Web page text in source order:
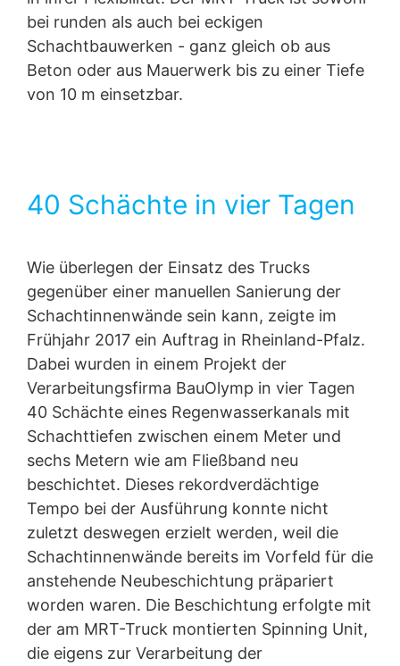
bei runden als auch bei eckigen
Schachtbauwerken - ganz gleich ob aus
Beton oder aus Mauerwerk bis zu einer Tiefe
von 10 m einsetzbar.
40 Schächte in vier Tagen
Wie überlegen der Einsatz des Trucks
gegenüber einer manuellen Sanierung der
Schachtinnenwände sein kann, zeigte im
Frühjahr 2017 ein Auftrag in Rheinland-Pfalz.
Dabei wurden in einem Projekt der
Verarbeitungsfirma BauOlymp in vier Tagen
40 Schächte eines Regenwasserkanals mit
Schachttiefen zwischen einem Meter und
sechs Metern wie am Fließband neu
beschichtet. Dieses rekordverdächtige
Tempo bei der Ausführung konnte nicht
zuletzt deswegen erzielt werden, weil die
Schachtinnenwände bereits im Vorfeld für die
anstehende Neubeschichtung präpariert
worden waren. Die Beschichtung erfolgte mit
der am MRT-Truck montierten Spinning Unit,
die eigens zur Verarbeitung der